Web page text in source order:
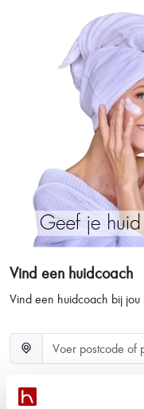
Vind een huidcoach
Vind een huidcoach bij
hannah nieuws